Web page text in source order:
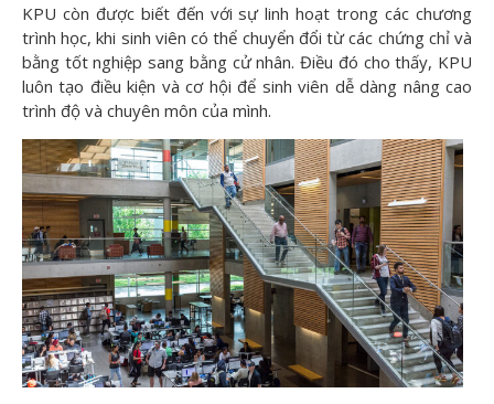
KPU còn được biết đến với sự linh hoạt trong các chương
trình học, khi sinh viên có thể chuyển đổi từ các chứng chỉ và
bằng tốt nghiệp sang bằng cử nhân. Điều đó cho thấy, KPU
luôn tạo điều kiện và cơ hội để sinh viên dễ dàng nâng cao
trình độ và chuyên môn của mình.